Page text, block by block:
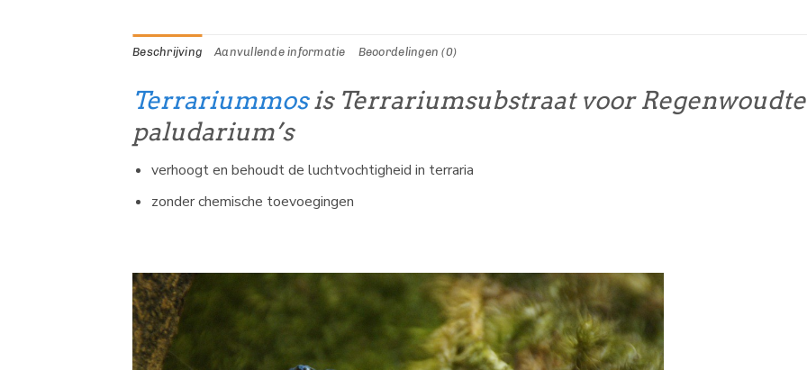
Beschrijving Aanvullende informatie Beoordelingen (0)
Terrariummosis Terrariumsubstraat voor
paludarium’s
verhoogt en behoudt de luchtvochtigheid in terraria
zonder chemische toevoegingen